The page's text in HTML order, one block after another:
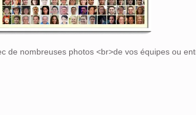
de nombreuses photos <br>de vos équipes ou